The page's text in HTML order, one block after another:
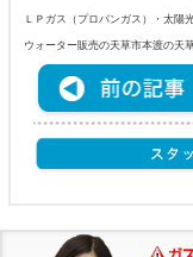
ＬＰガス（プロパンガス）・太陽
ウォーター販売の天草市本渡の天